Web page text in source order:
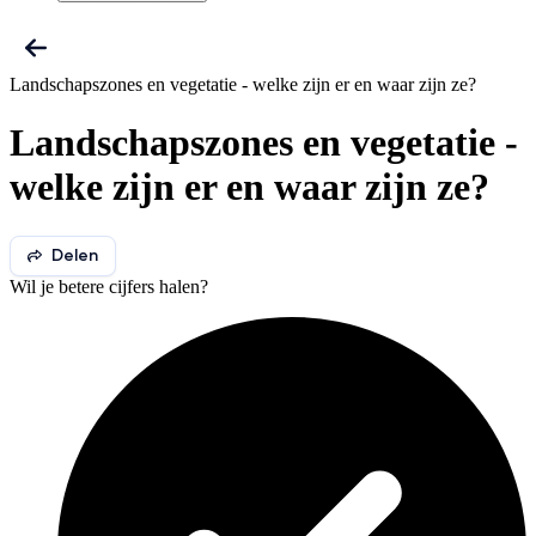
Landschapszones en vegetatie - welke zijn er en waar zijn ze?
Landschapszones en vegetatie -
welke zijn er en waar zijn ze?
Delen
Wil je betere cijfers halen?